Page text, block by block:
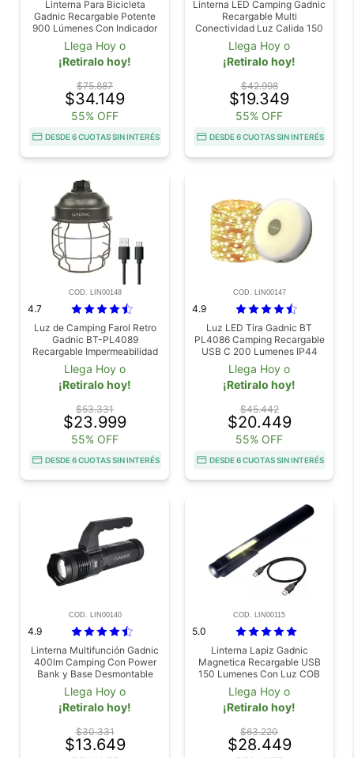
Linterna Para Bicicleta
Gadnic Recargable Potente
900 Lúmenes Con Indicador
De Batería 2200 mAh
Llega Hoy o
¡Retiralo hoy!
$75.887
$34.149
55% OFF
DESDE 6 CUOTAS SIN INTERÉS
Linterna LED Camping Gadnic
Recargable Multi
Conectividad Luz Calida 150
Lumenes IP44 Autonomia
Hasta 5 Horas
Llega Hoy o
¡Retiralo hoy!
$42.998
$19.349
55% OFF
DESDE 6 CUOTAS SIN INTERÉS
COD. LIN00148
4.7
Luz de Camping Farol Retro
Gadnic BT-PL4089
Recargable Impermeabilidad
IPX3
Llega Hoy o
¡Retiralo hoy!
$53.331
$23.999
55% OFF
DESDE 6 CUOTAS SIN INTERÉS
COD. LIN00147
4.9
Luz LED Tira Gadnic BT
PL4086 Camping Recargable
USB C 200 Lumenes IP44
Bateria 1800 mAh
Llega Hoy o
¡Retiralo hoy!
$45.442
$20.449
55% OFF
DESDE 6 CUOTAS SIN INTERÉS
COD. LIN00140
4.9
Linterna Multifunción Gadnic
400lm Camping Con Power
Bank y Base Desmontable
Llega Hoy o
¡Retiralo hoy!
$30.331
$13.649
COD. LIN00115
5.0
Linterna Lapiz Gadnic
Magnetica Recargable USB
150 Lumenes Con Luz COB
LED Y Puntero Laser
Llega Hoy o
¡Retiralo hoy!
$63.220
$28.449